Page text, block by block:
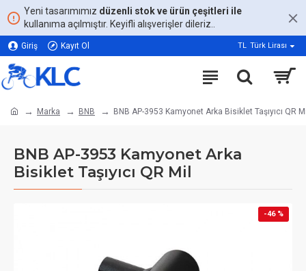
Yeni tasarımımız düzenli stok ve ürün çeşitleri ile
kullanıma açılmıştır. Keyifli alışverişler dileriz..
Giriş Kayıt Ol TL Türk Lirası
Marka BNB BNB AP-3953 Kamyonet Arka Bisiklet Taşıyıcı QR
BNB AP-3953 Kamyonet Arka
Bisiklet Taşıyıcı QR Mil
-46 %